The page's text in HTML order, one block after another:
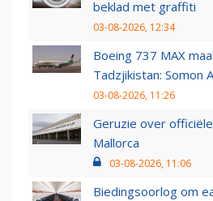
beklad met graffiti
03-08-2026, 12:34
Boeing 737 MAX
Tadzjikistan: Somon
03-08-2026, 11:26
Geruzie over
Mallorca
03-08-2026, 11:06
Biedingsoorlog om